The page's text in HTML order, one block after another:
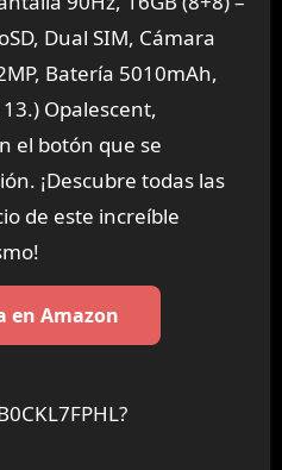
Dual SIM, Cámara
Batería 5010mAh,
Opalescent,
el botón que se
¡Descubre todas las
de este increíble
en Amazon